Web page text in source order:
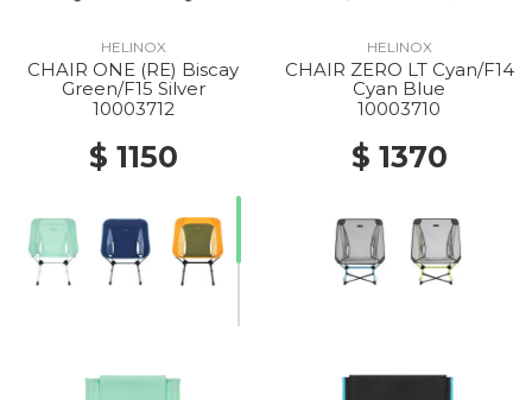
HELINOX
CHAIR ONE (RE) Biscay
Green/F15 Silver
10003712
$ 1150
HELINOX
CHAIR ZERO LT Cyan/F14
Cyan Blue
10003710
$ 1370